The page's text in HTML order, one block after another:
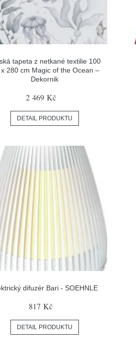
tapeta z netkané textilie 100
280 cm Magic of the Ocean –
Dekornik
2 469 Kč
DETAIL PRODUKTU
difuzér Bari - SOEHNLE
817 Kč
DETAIL PRODUKTU